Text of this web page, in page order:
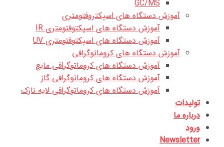
GC/MS
آموزش دستگاه های اسپکتروفتومتری
آموزش دستگاه های اسپکتوفتومتری IR
آموزش دستگاه های اسپکتوفتومتری UV
آموزش دستگاه های کروماتوگرافی
آموزش دستگاه های کروماتوگرافی مایع
آموزش دستگاه های کروماتوگرافی گاز
آموزش دستگاه های کروماتوگرافی لایه نازک
تولیدات
درباره ما
ورود
Newsletter